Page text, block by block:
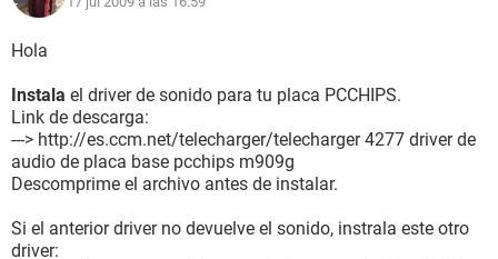
Puerto de comunicación Puerto de comunicaciones (COM1)
Tarjeta gráfica SiS Mirage Graphics (32 MB)
Acelerador 3D SiS 330 Mirage Integrated
Monitor Samsung SyncMaster
501s/551s/551v/MagicSyncMaster CM151A [15" CRT]
(HCCW133802)
Multimedia:
Tarjeta de sonido SiS 7012 Audio Device
Hola
Instala el driver de sonido para tu placa PCCHIPS.
Link de descarga:
---> http://es.ccm.net/telecharger/telecharger 4277 driver de
audio de placa base pcchips m909g
Descomprime el archivo antes de instalar.
Si el anterior driver no devuelve el sonido, instrala este otro
driver: